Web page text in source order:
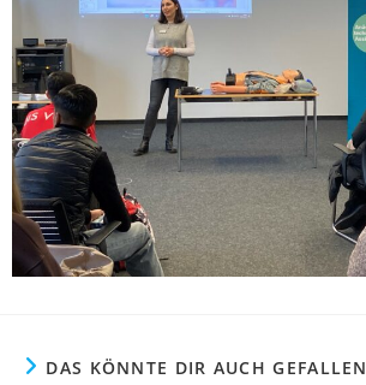
DAS KÖNNTE DIR AUCH GEFALLEN